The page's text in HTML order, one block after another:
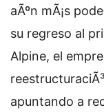
aÃºn mÃ¡s
su regreso al
Alpine, el
apuntando a